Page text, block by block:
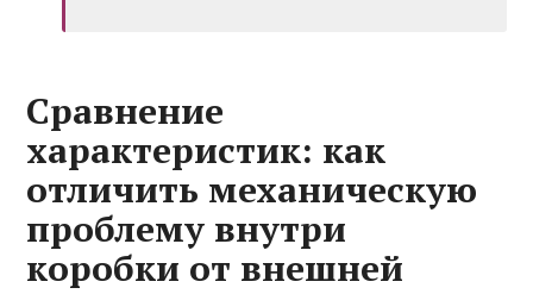
Сравнение
характеристик: как
отличить механическую
проблему внутри
коробки от внешней